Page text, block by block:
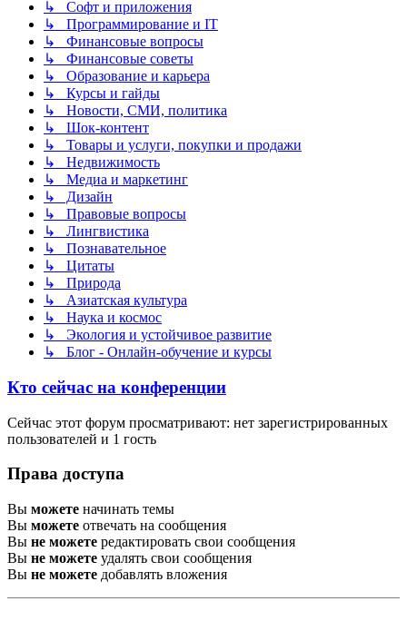
↳ Софт и приложения
↳ Программирование и IT
↳ Финансовые вопросы
↳ Финансовые советы
↳ Образование и карьера
↳ Курсы и гайды
↳ Новости, СМИ, политика
↳ Шок-контент
↳ Товары и услуги, покупки и продажи
↳ Недвижимость
↳ Медиа и маркетинг
↳ Дизайн
↳ Правовые вопросы
↳ Лингвистика
↳ Познавательное
↳ Цитаты
↳ Природа
↳ Азиатская культура
↳ Наука и космос
↳ Экология и устойчивое развитие
↳ Блог - Онлайн-обучение и курсы
Кто сейчас на конференции
Сейчас этот форум просматривают: нет зарегистрированных
пользователей и 1 гость
Права доступа
Вы можете начинать темы
Вы можете отвечать на сообщения
Вы не можете редактировать свои сообщения
Вы не можете удалять свои сообщения
Вы не можете добавлять вложения